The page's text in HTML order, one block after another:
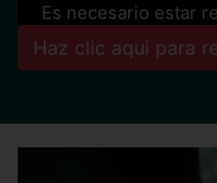
Es necesario estar
Haz clic aqui para